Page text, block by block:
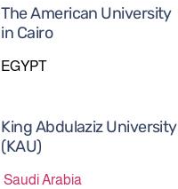
The American University
in Cairo
EGYPT
King Abdulaziz University
(KAU)
Saudi Arabia